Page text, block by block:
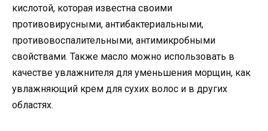
кислотой, которая известна своими
противовирусными, антибактериальными,
противовоспалительными, антимикробными
свойствами. Также масло можно использовать в
качестве увлажнителя для уменьшения морщин, как
увлажняющий крем для сухих волос и в других
областях.